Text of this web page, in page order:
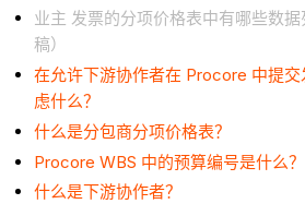
业主 发票的分项价格表中有哪些数
稿）
在允许下游协作者在 Procore 中提
虑什么？
什么是分包商分项价格表？
Procore WBS 中的预算编号是什么？
什么是下游协作者？